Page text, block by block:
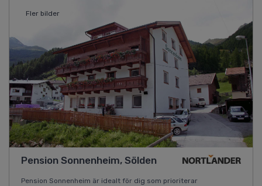
Fler bilder
Pension Sonnenheim, Sölden
Pension Sonnenheim är idealt för dig som prioriterar